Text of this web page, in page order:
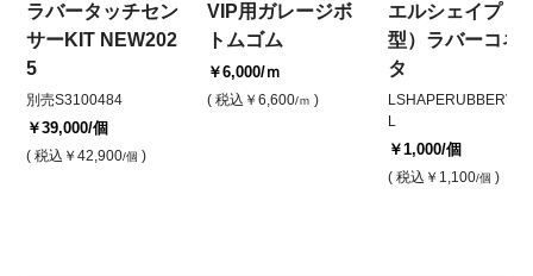
ラバータッチセン
サーKIT NEW202
5
別売S3100484
￥39,000/個
( 税込 ￥42,900/個 )
VIP用ガレージボ
トムゴム
￥6,000/ｍ
( 税込 ￥6,600/ｍ )
エルシェイプ（L
型）ラバーコネ
タ
L
￥1,000/個
( 税込 ￥1,100/個 )